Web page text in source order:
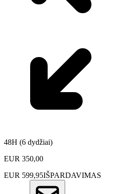
48H (6 dydžiai)
EUR 350,00
EUR 599,95IŠPARDAVIMAS